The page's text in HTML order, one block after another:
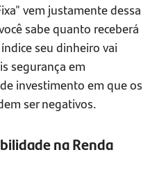
vem justamente dessa
sabe quanto receberá
seu dinheiro vai
segurança em
investimento em que os
ser negativos.
na Renda